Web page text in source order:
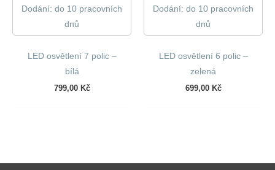
Dodání: do 10 pracovních
dnů
LED osvětlení 7 polic –
bílá
799,00 Kč
Dodání: do 10 pracovních
dnů
LED osvětlení 6 polic –
zelená
699,00 Kč